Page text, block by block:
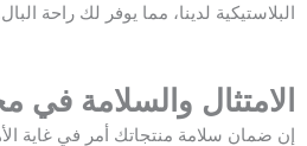
البلاستيكية لدينا، مما يوفر لك راحة
الامتثال والسلامة في
إن ضمان سلامة منتجاتك أمر في غاية